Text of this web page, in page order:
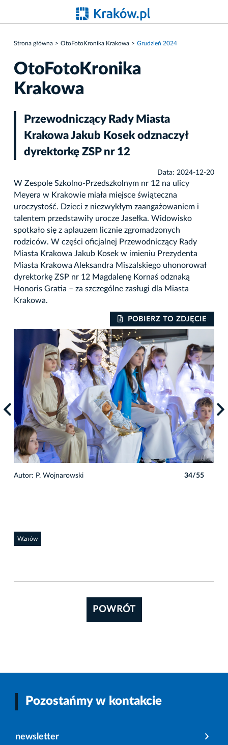
Strona główna OtoFotoKronika Krakowa Grudzień 2024
OtoFotoKronika
Krakowa
Przewodniczący Rady Miasta
Krakowa Jakub Kosek odznaczył
dyrektorkę ZSP nr 12
Data: 2024-12-20
W Zespole Szkolno-Przedszkolnym nr 12 na ulicy
Meyera w Krakowie miała miejsce świąteczna
uroczystość. Dzieci z niezwykłym zaangażowaniem i
talentem przedstawiły urocze Jasełka. Widowisko
spotkało się z aplauzem licznie zgromadzonych
rodziców. W części oficjalnej Przewodniczący Rady
Miasta Krakowa Jakub Kosek w imieniu Prezydenta
Miasta Krakowa Aleksandra Miszalskiego uhonorował
dyrektorkę ZSP nr 12 Magdalenę Kornaś odznaką
Honoris Gratia – za szczególne zasługi dla Miasta
Krakowa.
POBIERZ TO ZDJĘCIE
Autor: P. Wojnarowski 34/55
Wznów
POWRÓT
Pozostańmy w kontakcie
newsletter